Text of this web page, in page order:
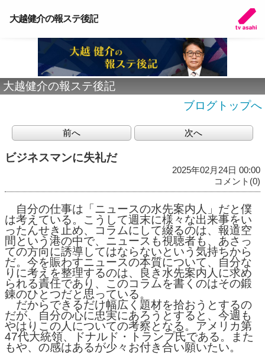
大越健介の報ステ後記
大越健介の報ステ後記
ブログトップへ
前へ 次へ
ビジネスマンに失礼だ
2025年02月24日 00:00
コメント(0)
自分の仕事は「ニュースの水先案内人」だと僕
は考えている。こうして週末に様々な出来事をい
ったんせき止め、コラムにして綴るのは、報道空
間という港の中で、ニュースも視聴者も、あさっ
ての方向に誘導してはならないという気持ちから
だ。今を賑わすニュースの本質について、自分な
りに考えを整理するのは、良き水先案内人に求め
られる責任であり、このコラムを書くのはその鍛
錬のひとつだと思っている。
だからできるだけ幅広く題材を拾おうとするの
だが、自分の心に忠実にあろうとすると、今週も
やはりこの人についての考察となる。アメリカ第
47代大統領、ドナルド・トランプ氏である。また
もや、の感はあるが少々お付き合い願いたい。